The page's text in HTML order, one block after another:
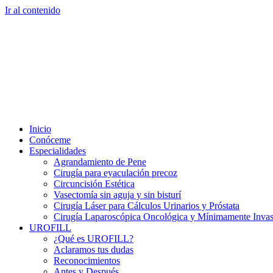
Ir al contenido
Inicio
Conóceme
Especialidades
Agrandamiento de Pene
Cirugía para eyaculación precoz
Circuncisión Estética
Vasectomía sin aguja y sin bisturí
Cirugía Láser para Cálculos Urinarios y Próstata
Cirugía Laparoscópica Oncológica y Mínimamente
UROFILL
¿Qué es UROFILL?
Aclaramos tus dudas
Reconocimientos